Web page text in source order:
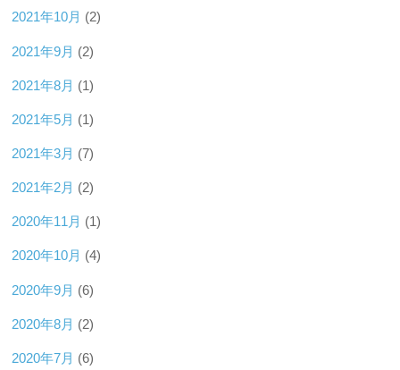
2021年10月 (2)
2021年9月 (2)
2021年8月 (1)
2021年5月 (1)
2021年3月 (7)
2021年2月 (2)
2020年11月 (1)
2020年10月 (4)
2020年9月 (6)
2020年8月 (2)
2020年7月 (6)